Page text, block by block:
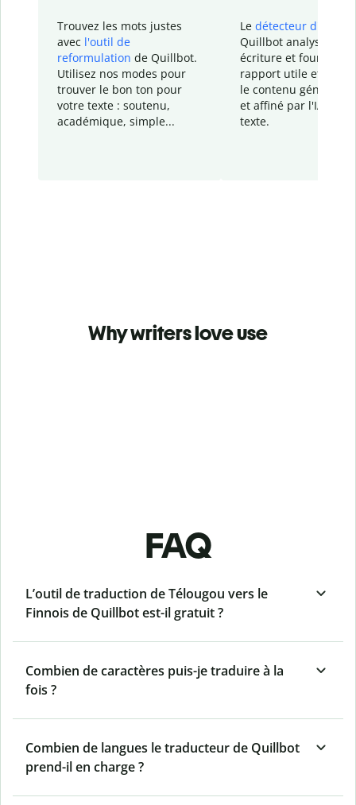
Trouvez les mots justes
avec l'outil de
reformulation de Quillbot.
Utilisez nos modes pour
trouver le bon ton pour
votre texte : soutenu,
académique, simple...
Le détecteur d'IA
Quillbot analyse votre
écriture et fournit un
rapport utile et
le contenu généré
et affiné par l'IA
texte.
Why writers love use
FAQ
L’outil de traduction de Télougou vers le
Finnois de Quillbot est-il gratuit ?
Combien de caractères puis-je traduire à la
fois ?
Combien de langues le traducteur de Quillbot
prend-il en charge ?